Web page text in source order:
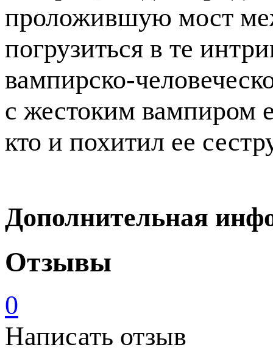
проложившую мост
погрузиться в те
вампирско-
с жестоким вампиром
кто и похитил ее
Дополнительная
Отзывы
0
Написать отзыв